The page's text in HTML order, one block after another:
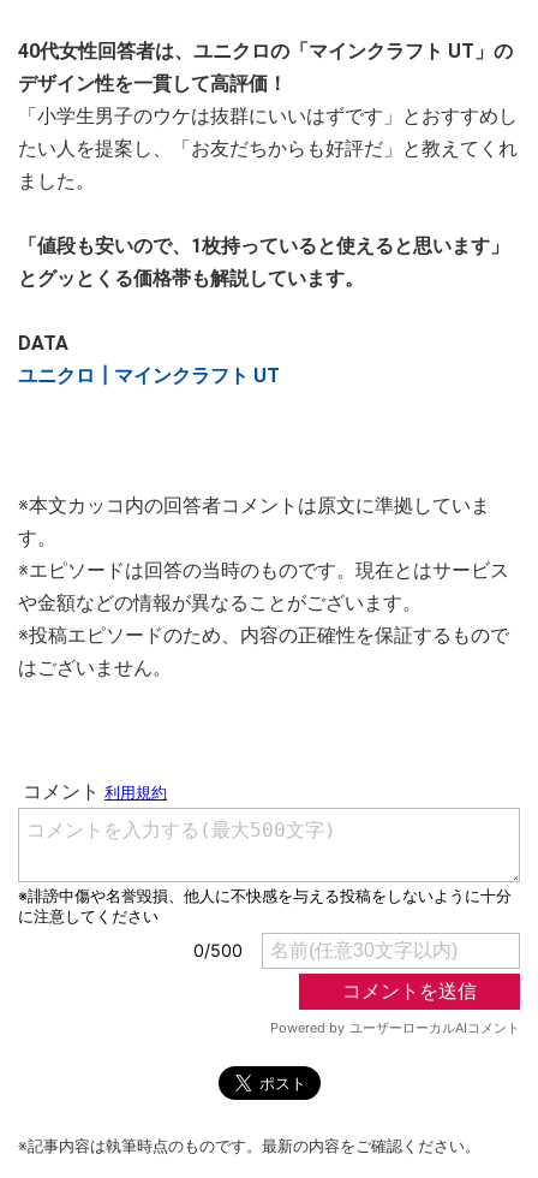
40代女性回答者は、ユニクロの「マインクラフト UT」の
デザイン性を一貫して高評価！
「小学生男子のウケは抜群にいいはずです」とおすすめし
たい人を提案し、「お友だちからも好評だ」と教えてくれ
ました。
「値段も安いので、1枚持っていると使えると思います」
とグッとくる価格帯も解説しています。
DATA
ユニクロ┃マインクラフト UT
※本文カッコ内の回答者コメントは原文に準拠していま
す。
※エピソードは回答の当時のものです。現在とはサービス
や金額などの情報が異なることがございます。
※投稿エピソードのため、内容の正確性を保証するもので
はございません。
※記事内容は執筆時点のものです。最新の内容をご確認ください。